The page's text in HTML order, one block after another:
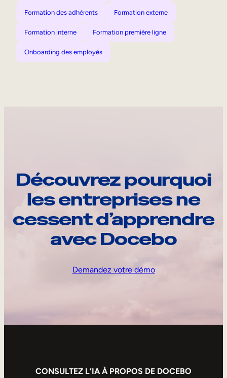
Formation des adhérents Formation externe
Formation interne Formation première ligne
Onboarding des employés
Découvrez pourquoi
les entreprises ne
cessent d’apprendre
avec Docebo
Demandez votre démo
CONSULTEZ L’IA À PROPOS DE DOCEBO